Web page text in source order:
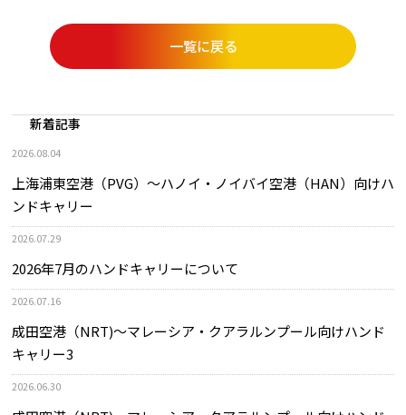
一覧に戻る
新着記事
2026.08.04
上海浦東空港（PVG）～ハノイ・ノイバイ空港（HAN）向けハ
ンドキャリー
2026.07.29
2026年7月のハンドキャリーについて
2026.07.16
成田空港（NRT)～マレーシア・クアラルンプール向けハンド
キャリー3
2026.06.30